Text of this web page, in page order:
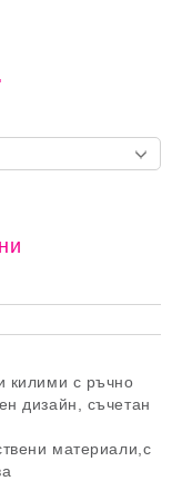
килими с ръчно
дизайн, съчетан
материали,с